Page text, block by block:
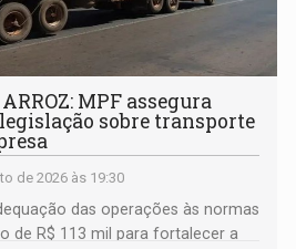
MPF assegura
sobre transporte
de 2026 às 19:30
das operações às normas
de R$ 113 mil para fortalecer a